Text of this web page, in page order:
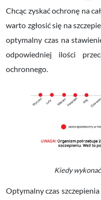
Chcąc zyskać ochronę na
warto zgłosić się na
optymalny czas na
odpowiedniej ilości
ochronnego.
Kiedy
Optymalny czas